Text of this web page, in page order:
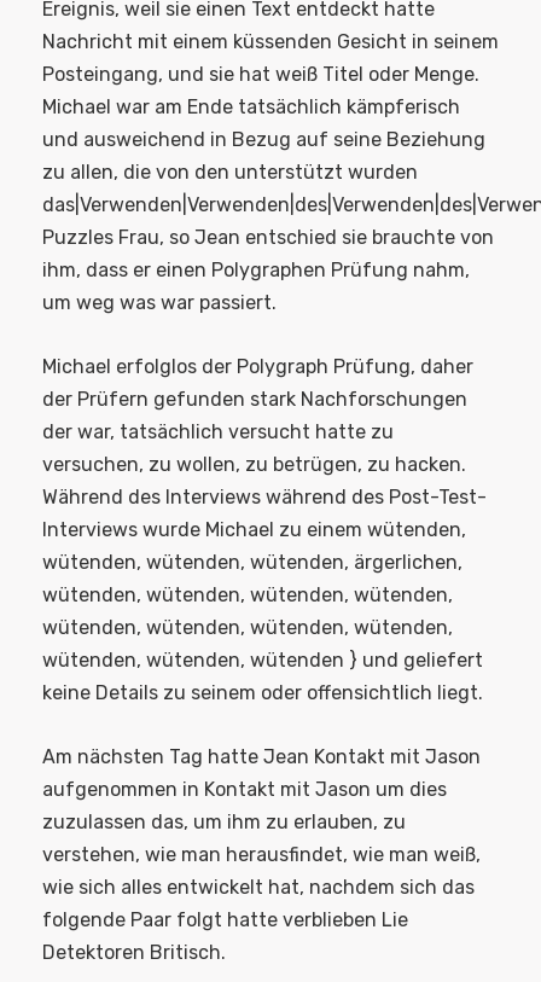
Ereignis, weil sie einen Text entdeckt hatte
Nachricht mit einem küssenden Gesicht in seinem
Posteingang, und sie hat weiß Titel oder Menge.
Michael war am Ende tatsächlich kämpferisch
und ausweichend in Bezug auf seine Beziehung
zu allen, die von den unterstützt wurden
Puzzles Frau, so Jean entschied sie brauchte von
ihm, dass er einen Polygraphen Prüfung nahm,
um weg was war passiert.
Michael erfolglos der Polygraph Prüfung, daher
der Prüfern gefunden stark Nachforschungen
der war, tatsächlich versucht hatte zu
versuchen, zu wollen, zu betrügen, zu hacken.
Während des Interviews während des Post-Test-
Interviews wurde Michael zu einem wütenden,
wütenden, wütenden, wütenden, ärgerlichen,
wütenden, wütenden, wütenden, wütenden,
wütenden, wütenden, wütenden, wütenden,
wütenden, wütenden, wütenden } und geliefert
keine Details zu seinem oder offensichtlich liegt.
Am nächsten Tag hatte Jean Kontakt mit Jason
aufgenommen in Kontakt mit Jason um dies
zuzulassen das, um ihm zu erlauben, zu
verstehen, wie man herausfindet, wie man weiß,
wie sich alles entwickelt hat, nachdem sich das
folgende Paar folgt hatte verblieben Lie
Detektoren Britisch.